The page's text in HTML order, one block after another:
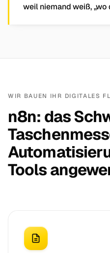
weil niemand weiß,
WIR BAUEN IHR DIGITALES
n8n: das
Tools